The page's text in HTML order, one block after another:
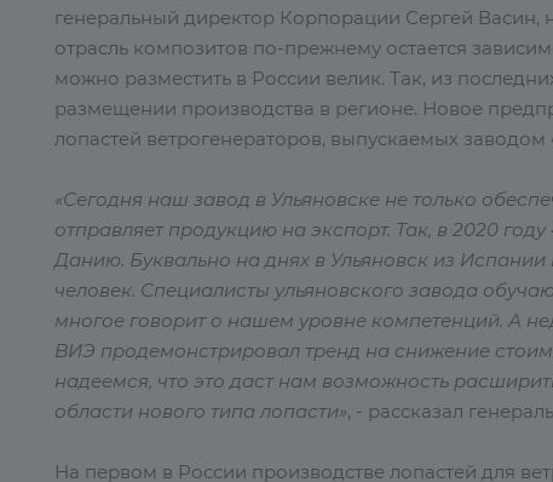
генеральный директор Корпорации Сергей Васин,
отрасль композитов по-прежнему остается
можно разместить в России велик. Так, из
размещении производства в регионе. Новое
лопастей ветрогенераторов, выпускаемых
«Сегодня наш завод в Ульяновске не только
отправляет продукцию на экспорт. Так, в 2020
Данию. Буквально на днях в Ульяновск из
человек. Специалисты ульяновского завода
многое говорит о нашем уровне компетенций. А
ВИЭ продемонстрировал тренд на снижение
надеемся, что это даст нам возможность
области нового типа лопасти», - рассказал
На первом в России производстве лопастей для